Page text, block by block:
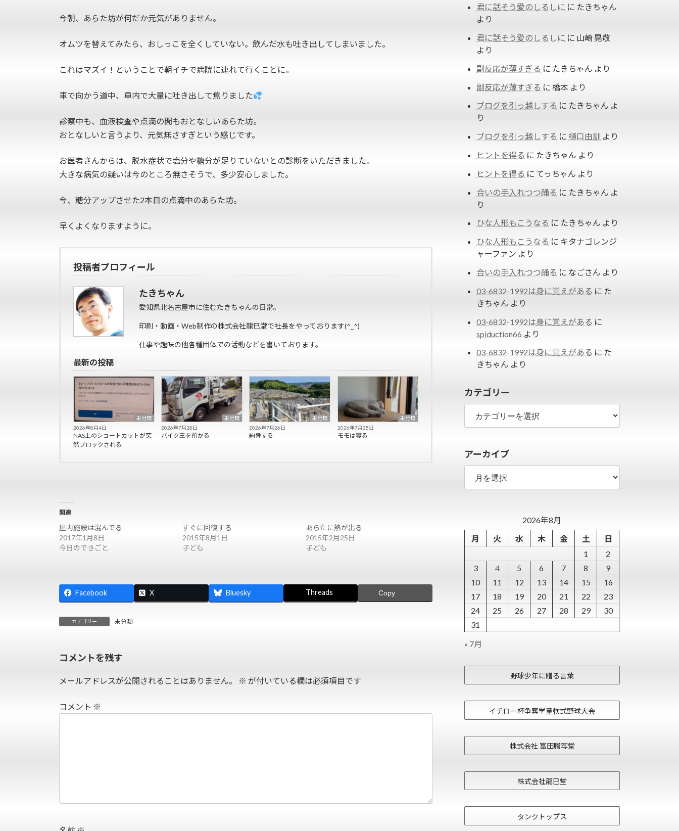
今朝、あらた坊が何だか元気がありません。
オムツを替えてみたら、おしっこを全くしていない。飲んだ水も吐き出してしまいました。
これはマズイ！ということで朝イチで病院に連れて行くことに。
車で向かう道中、車内で大量に吐き出して焦りました
診察中も、血液検査や点滴の間もおとなしいあらた坊。
おとなしいと言うより、元気無さすぎという感じです。
お医者さんからは、脱水症状で塩分や糖分が足りていないとの診断をいただきました。
大きな病気の疑いは今のところ無さそうで、多少安心しました。
今、糖分アップさせた2本目の点滴中のあらた坊。
早くよくなりますように。
投稿者プロフィール
たきちゃん
愛知県北名古屋市に住むたきちゃんの日常。
印刷・動画・Web制作の株式会社龍巳堂で社長をやっております(^_^)
仕事や趣味の他各種団体での活動などを書いております。
最新の投稿
未分類
2026年8月4日
NAS上のショートカットが突
然ブロックされる
未分類
2026年7月28日
バイク王を預かる
未分類
2026年7月26日
納骨する
未分類
2026年7月25日
モモは寝る
関連
屋内施設は混んでる
2017年1月8日
今日のできごと
すぐに回復する
2015年8月1日
子ども
あらたに熱が出る
2015年2月25日
子ども
Facebook X Bluesky Threads Copy
カテゴリー 未分類
コメントを残す
メールアドレスが公開されることはありません。※が付いている欄は必須項目です
コメント※
君に話そう愛のしるしににたきちゃん
より
君に話そう愛のしるしにに山崎 晃敬
より
副反応が薄すぎるにたきちゃんより
副反応が薄すぎるに橋本より
ブログを引っ越しするにたきちゃんよ
り
ブログを引っ越しするに樋口由訓より
ヒントを得るにたきちゃんより
ヒントを得るにてっちゃんより
合いの手入れつつ踊るにたきちゃんよ
り
ひな人形もこうなるにたきちゃんより
ひな人形もこうなるにキタナゴレンジ
ャーファンより
合いの手入れつつ踊るになごさんより
03-6832-1992は身に覚えがあるにた
きちゃんより
03-6832-1992は身に覚えがあるに
spiduction66より
03-6832-1992は身に覚えがあるにた
きちゃんより
カテゴリー
カ
テ
ゴ
リ
ー
アーカイブ
ア
ー
カ
イ
ブ
2026年8月
月
火 水 木 金 土
日
1
2
3
4 5 6 7 8
9
10
11 12 13 14 15
16
17
18 19 20 21 22
23
24
25 26 27 28 29
30
31
« 7月
野球少年に贈る言葉
イチロー杯争奪学童軟式野球大会
株式会社 富田謄写堂
株式会社龍巳堂
タンクトップス